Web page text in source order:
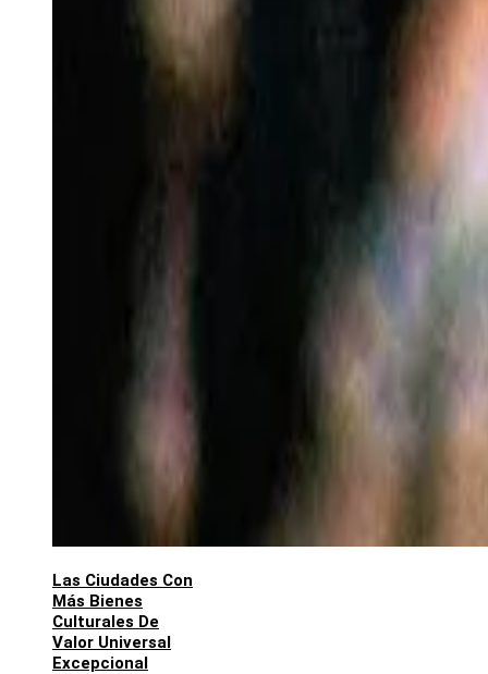
Las Ciudades Con
Más Bienes
Culturales De
Valor Universal
Excepcional